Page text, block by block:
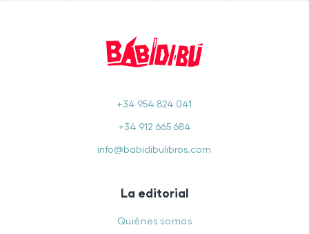
+34 954 824 041
+34 912 665 684
info@babidibulibros.com
La editorial
Quiénes somos